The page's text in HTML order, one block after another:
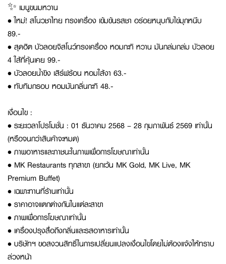
✨ เมนูขนมหวาน
• ใหม่! สโนวชาไทย ทรงเครื่อง เข้มข้นรสชา อร่อยหนุบกับไข่มุกหนึบ
89.-
• สุดฮิต บัวลอยจิสโนว์ทรงเครื่อง หอมกะทิ หวาน มันกล่มกล่ม บัวลอย
4 ใส้ที่คุ้นเคย 99.-
• บัวลอยน้ำขิง เสิร์ฟร้อน หอมใส้งา 63.-
• ทับทิมกรอบ หอมมันกลิ่นกะทิ 48.-
เงื่อนไข :
• ระยะเวลาโปรโมชั่น : 01 ธันวาคม 2568 – 28 กุมภาพันธ์ 2569 เท่านั้น
(หรือจนกว่าสินค้าจะหมด)
• ภาพอาหารและภาชนะในภาพเพื่อการโฆษณาเท่านั้น
• MK Restaurants ทุกสาขา (ยกเว้น MK Gold, MK Live, MK
Premium Buffet)
• เฉพาะทานที่ร้านเท่านั้น
• ราคาอาจแตกต่างกันในแต่ละสาขา
• ภาพเพื่อการโฆษณาเท่านั้น
• เครื่องปรุงสื่อถึงกลิ่นและรสอาหารเท่านั้น
• บริษัทฯ ขอสงวนสิทธิ์ในการเปลี่ยนแปลงเงื่อนไขโดยไม่ต้องแจ้งให้ทราบ
ล่วงหน้า